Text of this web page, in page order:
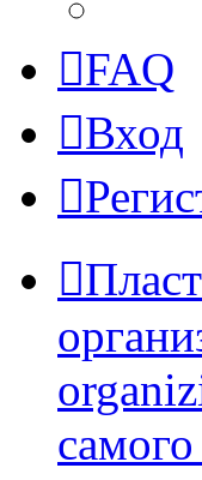
FAQ
Вход